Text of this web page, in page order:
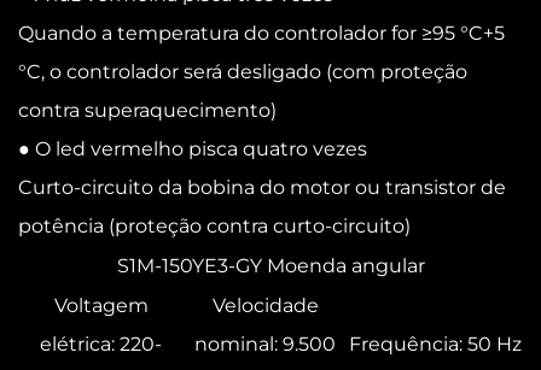
Quando a temperatura do controlador for ≥95 °C+5
°C, o controlador será desligado (com proteção
contra superaquecimento)
● O led vermelho pisca quatro vezes
Curto-circuito da bobina do motor ou transistor de
potência (proteção contra curto-circuito)
S1M-150YE3-GY Moenda angular
Voltagem
elétrica: 220-
Velocidade
nominal: 9.500
Frequência: 50 Hz